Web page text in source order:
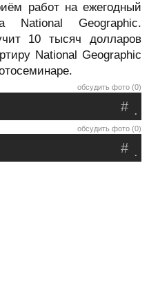
работ на ежегодный
National Geographic.
10 тысяч долларов
National Geographic
обсудить фото (0)
.
#
обсудить фото (0)
.
#